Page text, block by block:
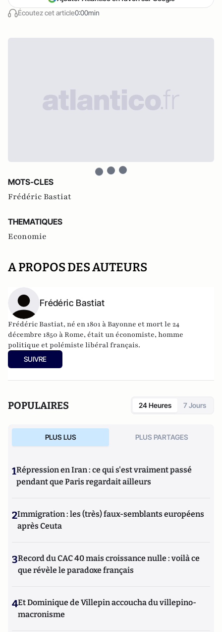
Écoutez cet article0:00min
MOTS-CLES
Frédéric Bastiat
THEMATIQUES
Economie
A PROPOS DES AUTEURS
Frédéric Bastiat
Frédéric Bastiat, né en 1801 à Bayonne et mort le 24
décembre 1850 à Rome, était un économiste, homme
politique et polémiste libéral français.
SUIVRE
POPULAIRES 24 Heures 7 Jours
PLUS LUS PLUS PARTAGES
1Répression en Iran : ce qui s'est vraiment passé
pendant que Paris regardait ailleurs
2Immigration : les (très) faux-semblants européens
après Ceuta
3Record du CAC 40 mais croissance nulle : voilà ce
que révèle le paradoxe français
4Et Dominique de Villepin accoucha du villepino-
macronisme